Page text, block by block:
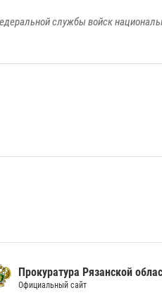
службы войск
Прокуратура Рязанской
Официальный сайт